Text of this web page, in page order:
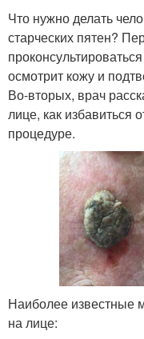
Что нужно делать
старческих пятен?
осмотрит кожу и
Во-вторых, врач
лице, как избавиться
процедуре.
Наиболее известные
на лице: